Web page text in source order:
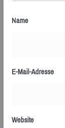
Name
E-Mail-Adresse
Website